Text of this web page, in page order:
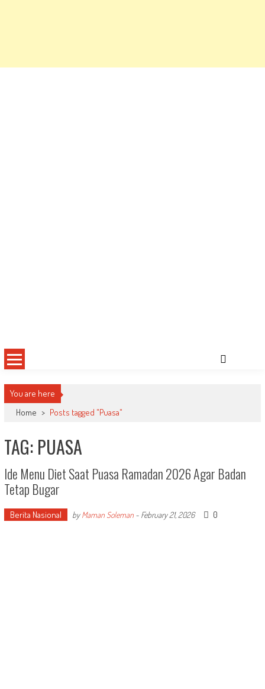
You are here
Home > Posts tagged "Puasa"
TAG: PUASA
Ide Menu Diet Saat Puasa Ramadan 2026 Agar Badan
Tetap Bugar
Berita Nasional byMaman Soleman- February 21, 2026 0